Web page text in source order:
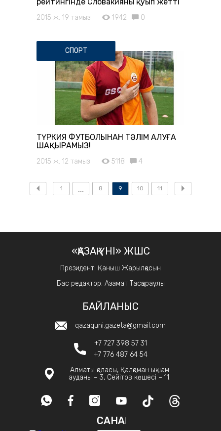
2015 ж. 19 тамыз 1942 0
СПОРТ
ТҮРКИЯ ФУТБОЛЫНАН ТӘЛІМ АЛУҒА
ШАҚЫРАМЫЗ!
2015 ж. 12 тамыз 5118 4
1 8 9 10 11
«ҚАЗАҚ ҮНІ» ЖШС
Президент: Қаныш Жарылқасын
Бас редактор: Азамат Тасқараұлы
БАЙЛАНЫС
qazaquni.gazeta@gmail.com
+7 727 398 57 31
+7 776 487 64 54
Алматы қаласы, Қалқаман ықшам
ауданы – 3, Сейітов көшесі – 11.
САНАҚ